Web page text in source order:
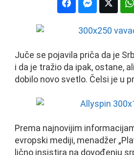
Juče se pojavila priča da je
i da je tražio da ipak, ostane,
dobilo novo svetlo. Čelsi je u
Prema najnovijim
evropski mediji, menadžer
lično insistira na dovođenju